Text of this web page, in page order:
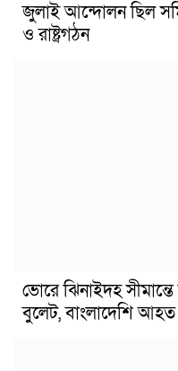
জুলাই আন্দোলন ছিল
ও রাষ্ট্রগঠন
ভোরে ঝিনাইদহ
বুলেট, বাংলাদেশি আহত